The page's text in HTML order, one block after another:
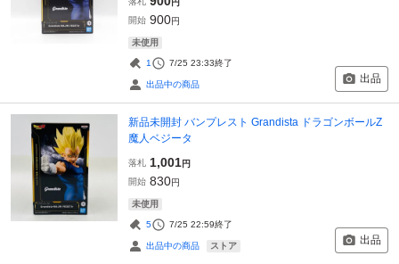
開始 900円
未使用
1 7/25 23:33終了
出品中の商品 出品
新品未開封 バンプレスト Grandista ドラゴンボールZ
魔人ベジータ
落札 1,001円
開始 830円
未使用
5 7/25 22:59終了
出品中の商品 ストア 出品